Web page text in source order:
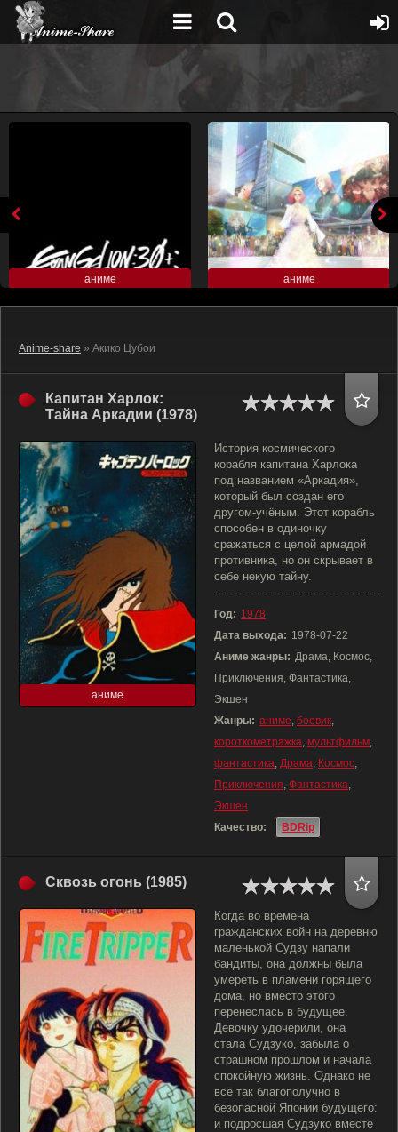
аниме аниме
Anime-share » Акико Цубои
Капитан Харлок:
Тайна Аркадии (1978)
аниме
История космического
корабля капитана Харлока
под названием «Аркадия»,
который был создан его
другом-учёным. Этот корабль
способен в одиночку
сражаться с целой армадой
противника, но он скрывает в
себе некую тайну.
Год: 1978
Дата выхода: 1978-07-22
Аниме жанры: Драма, Космос,
Приключения, Фантастика,
Экшен
Жанры: аниме, боевик,
короткометражка, мультфильм,
фантастика, Драма, Космос,
Приключения, Фантастика,
Экшен
Качество:
BDRip
Сквозь огонь (1985)
Когда во времена
гражданских войн на деревню
маленькой Судзу напали
бандиты, она должны была
умереть в пламени горящего
дома, но вместо этого
перенеслась в будущее.
Девочку удочерили, она
стала Судзуко, забыла о
страшном прошлом и начала
спокойную жизнь. Однако не
всё так благополучно в
безопасной Японии будущего:
и подросшая Судзуко вместе